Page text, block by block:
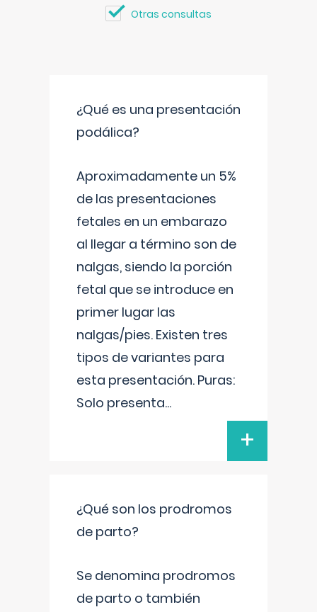
Otras consultas
¿Qué es una presentación
podálica?
Aproximadamente un 5%
de las presentaciones
fetales en un embarazo
al llegar a término son de
nalgas, siendo la porción
fetal que se introduce en
primer lugar las
nalgas/pies. Existen tres
tipos de variantes para
esta presentación. Puras:
Solo presenta...
+
¿Qué son los prodromos
de parto?
Se denomina prodromos
de parto o también